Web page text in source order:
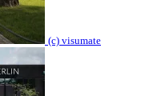
(c) visumate